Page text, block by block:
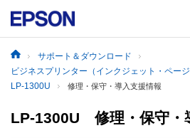
サポート＆ダウンロード
ビジネスプリンター（インクジェット・ページ
LP-1300U
修理・保守・導入支援情報
LP-1300U 修理・保守・